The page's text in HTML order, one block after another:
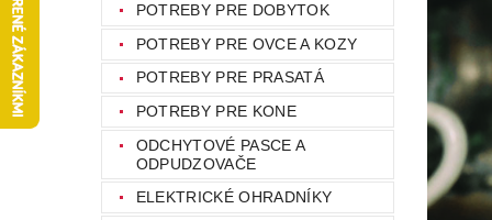
POTREBY PRE DOBYTOK
POTREBY PRE OVCE A KOZY
POTREBY PRE PRASATÁ
POTREBY PRE KONE
ODCHYTOVÉ PASCE A
ODPUDZOVAČE
ELEKTRICKÉ OHRADNÍKY